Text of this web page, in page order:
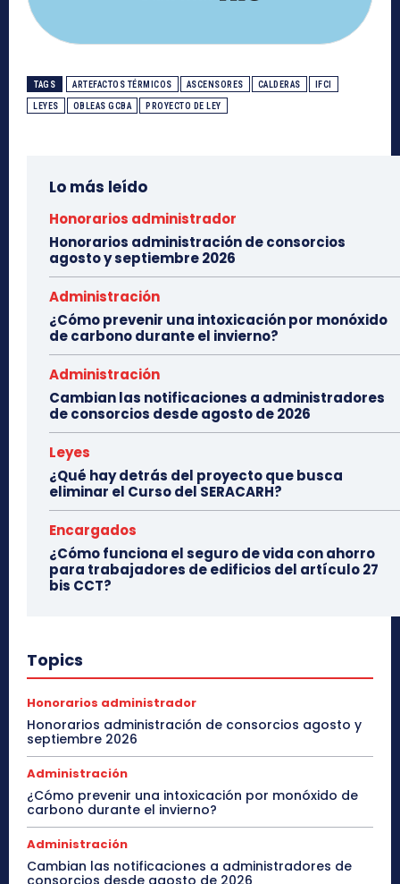
TAGS ARTEFACTOS TÉRMICOS ASCENSORES CALDERAS IFCI
LEYES OBLEAS GCBA PROYECTO DE LEY
Lo más leído
Honorarios administrador
Honorarios administración de consorcios
agosto y septiembre 2026
Administración
¿Cómo prevenir una intoxicación por monóxido
de carbono durante el invierno?
Administración
Cambian las notificaciones a administradores
de consorcios desde agosto de 2026
Leyes
¿Qué hay detrás del proyecto que busca
eliminar el Curso del SERACARH?
Encargados
¿Cómo funciona el seguro de vida con ahorro
para trabajadores de edificios del artículo 27
bis CCT?
Topics
Honorarios administrador
Honorarios administración de consorcios agosto y
septiembre 2026
Administración
¿Cómo prevenir una intoxicación por monóxido de
carbono durante el invierno?
Administración
Cambian las notificaciones a administradores de
consorcios desde agosto de 2026